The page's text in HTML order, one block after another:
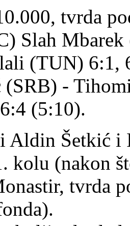
tvrda
Slah
(TUN) 6:1,
(SRB) -
(5:10).
Aldin Šetkić i
kolu (nakon
tvrda